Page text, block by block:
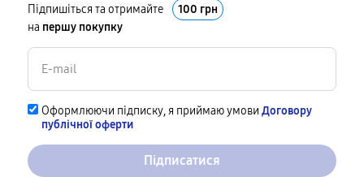
Підпишіться та отримайте
100 грн
на першу покупку
Оформлюючи підписку, я приймаю умови Договору
публічної оферти
Підписатися